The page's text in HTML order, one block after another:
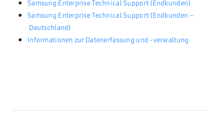
Samsung Enterprise Technical Support (Endkunden)
Samsung Enterprise Technical Support (Endkunden –
Deutschland)
Informationen zur Datenerfassung und -verwaltung